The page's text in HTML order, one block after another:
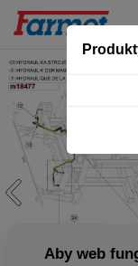
Aby web